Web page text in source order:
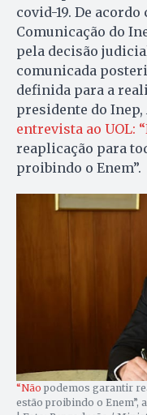
covid-19. De
Comunicação do
pela decisão
comunicada
definida para a
presidente do
entrevista ao UOL:
reaplicação para
proibindo o Enem”.
“Não podemos garantir
estão proibindo o Enem”,